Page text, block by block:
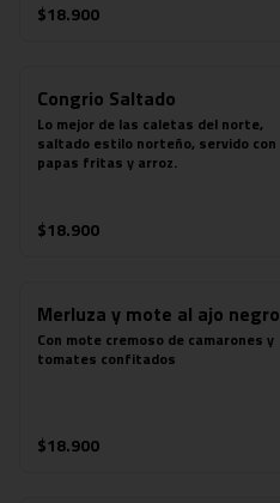
$18.900
Congrio Saltado
Lo mejor de las caletas del norte,
saltado estilo norteño, servido con
papas fritas y arroz.
$18.900
Merluza y mote al ajo negro
Con mote cremoso de camarones y
tomates confitados
$18.900